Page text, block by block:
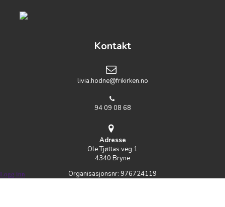
Kontakt
livia.hodne@frikirken.no
94 09 08 68
Adresse
Ole Tjøttas veg 1
4340 Bryne
Organisasjonsnr: 976724119
Logg inn